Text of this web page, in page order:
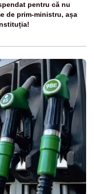
pentru că nu
de prim-ministru, așa